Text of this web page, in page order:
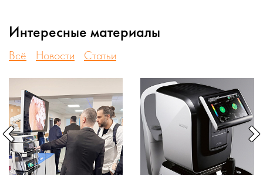
Интересные материалы
Всё Новости Статьи